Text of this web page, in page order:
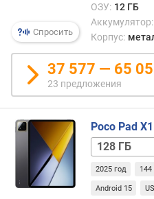
е
(
п
и
к
с
)
и
п
Спросить
ОЗУ: 12 ГБ
Аккумулятор:
Корпус:
37 577 — 65
23 предложения
Poco Pad X1
256 ГБ
512 ГБ
2025 год 144
Android 15